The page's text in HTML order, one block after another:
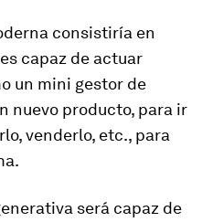
consistiría en
capaz de actuar
un mini gestor de
nuevo producto, para ir
venderlo, etc., para
será capaz de